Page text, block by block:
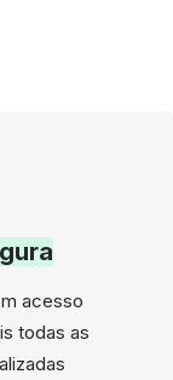
acesso
todas as